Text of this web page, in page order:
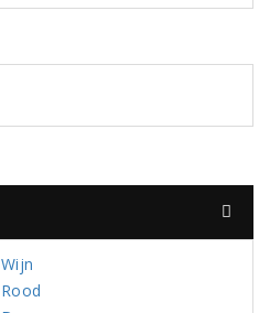
Wijn
Rood